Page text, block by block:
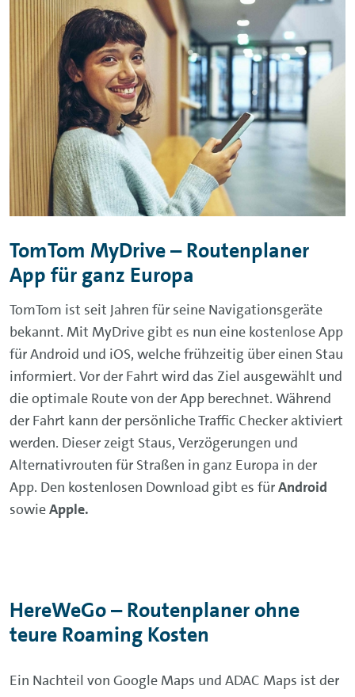
TomTom MyDrive – Routenplaner
App für ganz Europa
TomTom ist seit Jahren für seine Navigationsgeräte
bekannt. Mit MyDrive gibt es nun eine kostenlose App
für Android und iOS, welche frühzeitig über einen Stau
informiert. Vor der Fahrt wird das Ziel ausgewählt und
die optimale Route von der App berechnet. Während
der Fahrt kann der persönliche Traffic Checker aktiviert
werden. Dieser zeigt Staus, Verzögerungen und
Alternativrouten für Straßen in ganz Europa in der
App. Den kostenlosen Download gibt es fürAndroid
sowieApple.
HereWeGo – Routenplaner ohne
teure Roaming Kosten
Ein Nachteil von Google Maps und ADAC Maps ist der